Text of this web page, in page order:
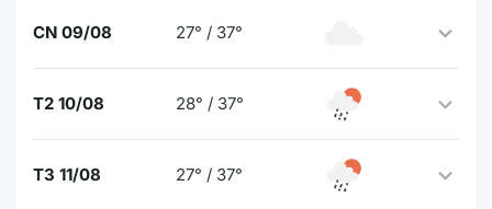
CN 09/08 27° / 37°
T2 10/08 28° / 37°
T3 11/08 27° / 37°